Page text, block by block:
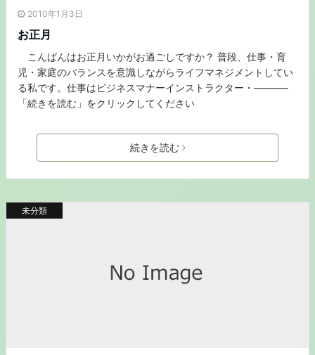
2010年1月3日
お正月
こんばんはお正月いかがお過ごしですか？ 普段、仕事・育
児・家庭のバランスを意識しながらライフマネジメントしてい
る私です。仕事はビジネスマナーインストラクター・———–
「続きを読む」をクリックしてください
続きを読む
未分類